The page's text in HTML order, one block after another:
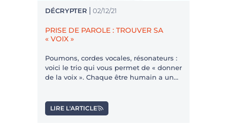
DÉCRYPTER 02/12/21
PRISE DE PAROLE : TROUVER SA
« VOIX »
Poumons, cordes vocales, résonateurs :
voici le trio qui vous permet de « donner
de la voix ». Chaque être humain a une
prise de parole, des voix plus
convaincantes que d’autres ? Et dans ce
LIRE L'ARTICLE